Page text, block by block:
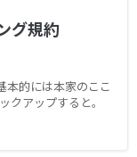
グ規約
本的には本家のここ
クアップすると。